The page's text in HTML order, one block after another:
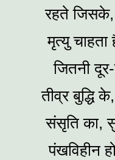
रहते जिसके,
मृत्‍यु
जितनी
तीव्र बुद्धि
संसृति का,
पंखविहीन